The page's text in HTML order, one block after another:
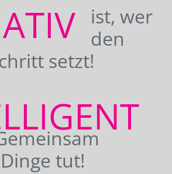
ist, wer
den
setzt!
tut!